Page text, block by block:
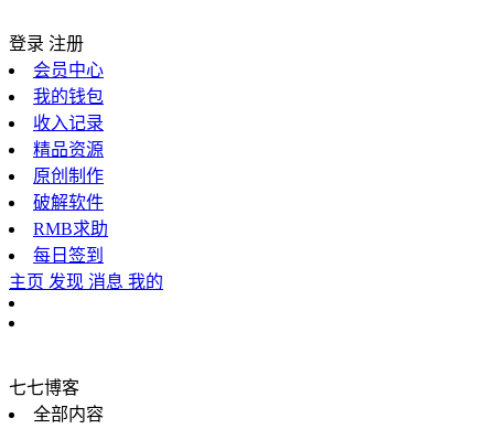
登录 注册
会员中心
我的钱包
收入记录
精品资源
原创制作
破解软件
RMB求助
每日签到
主页 发现 消息 我的
七七博客
全部内容